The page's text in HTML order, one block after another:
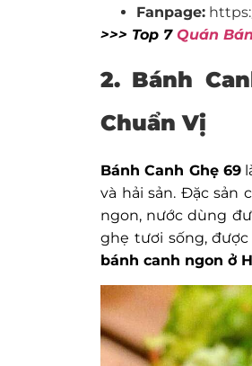
Fanpage:
>>> Top 7 Quán
2. Bánh
Chuẩn Vị
Bánh Canh Ghẹ 69
và hải sản. Đặc sản
ngon, nước dùng
ghẹ tươi sống,
bánh canh ngon ở